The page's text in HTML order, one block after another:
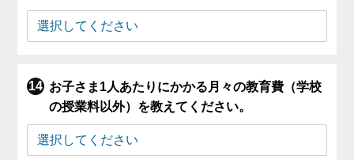
お子さま1人あたりにかかる月々の教育費（学校
の授業料以外）を教えてください。